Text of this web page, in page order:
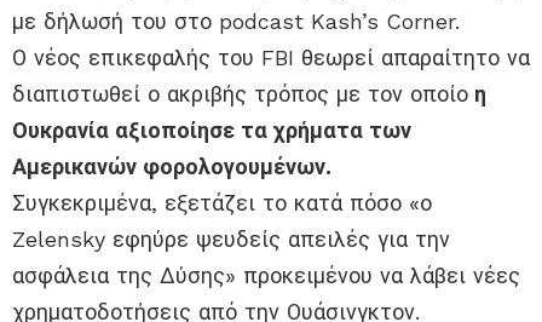
με δήλωσή του στο podcast Kash’s Corner.
Ο νέος επικεφαλής του FBI θεωρεί απαραίτητο να
διαπιστωθεί ο ακριβής τρόπος με τον οποίο η
Ουκρανία αξιοποίησε τα χρήματα των
Αμερικανών φορολογουμένων.
Συγκεκριμένα, εξετάζει το κατά πόσο «ο
Zelensky εφηύρε ψευδείς απειλές για την
ασφάλεια της Δύσης» προκειμένου να λάβει νέες
χρηματοδοτήσεις από την Ουάσινγκτον.